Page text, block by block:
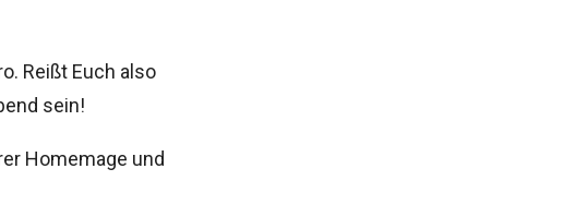
Reißt Euch also
sein!
Homemage und